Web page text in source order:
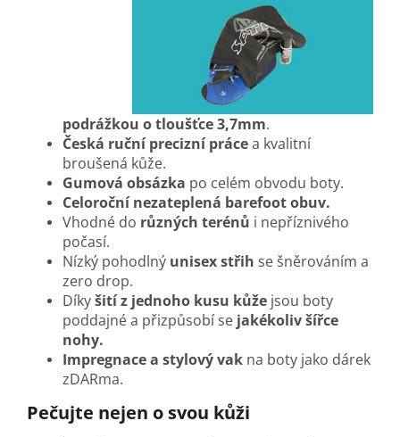
podrážkou o tloušťce 3,7mm.
Česká ruční precizní prácea kvalitní
broušená kůže.
Gumová obsázka po celém obvodu boty.
Celoroční nezateplená barefoot obuv.
Vhodné do různých terénů i nepříznivého
počasí.
Nízký pohodlný unisex střih se šněrováním a
zero drop.
Díkyšití z jednoho kusu kůže jsou boty
poddajné a přizpůsobí se jakékoliv šířce
nohy.
Impregnace a stylový vak na boty jako dárek
zDARma.
Pečujte nejen o svou kůži